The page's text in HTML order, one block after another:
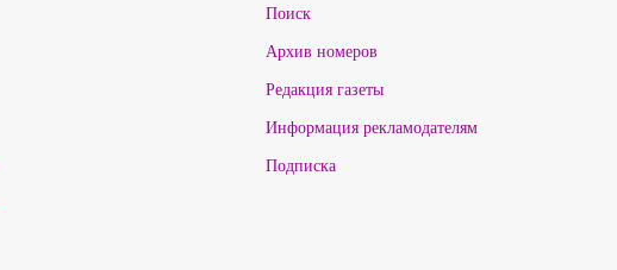
Поиск
Архив номеров
Редакция газеты
Информация рекламодателям
Подписка